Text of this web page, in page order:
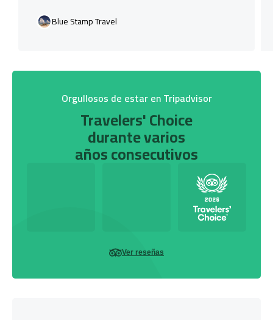
Blue Stamp Travel
Orgullosos de estar en Tripadvisor
Travelers' Choice
durante varios
años consecutivos
Ver reseñas